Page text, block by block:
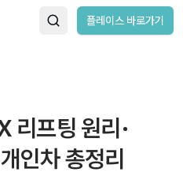
플레이스 바로가기
리프팅 원리·
인차 총정리